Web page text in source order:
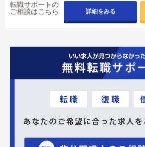
転職サポートの
ご相談はこちら
詳細をみる